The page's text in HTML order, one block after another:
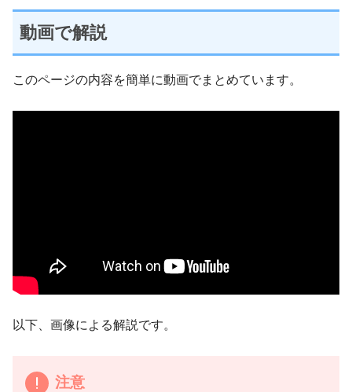
動画で解説
このページの内容を簡単に動画でまとめています。
以下、画像による解説です。
注意